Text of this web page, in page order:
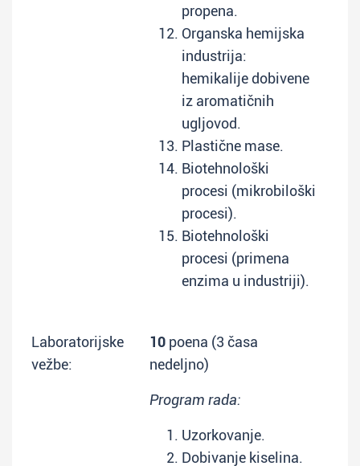
propena.
Organska hemijska
industrija:
hemikalije dobivene
iz aromatičnih
ugljovod.
Plastične mase.
Biotehnološki
procesi (mikrobiloški
procesi).
Biotehnološki
procesi (primena
enzima u industriji).
Laboratorijske
vežbe:
10 poena (3 časa
nedeljno)
Program rada:
Uzorkovanje.
Dobivanje kiselina.